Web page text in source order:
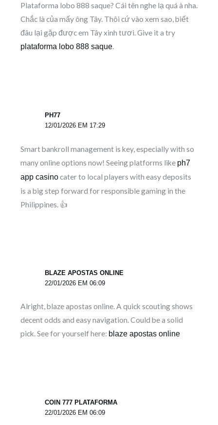
Plataforma lobo 888 saque? Cái tên nghe lạ quá à nha.
Chắc là của mấy ông Tây. Thôi cứ vào xem sao, biết
đâu lại gặp được em Tây xinh tươi. Give it a try
plataforma lobo 888 saque.
PH77
12/01/2026 EM 17:29
Smart bankroll management is key, especially with so
many online options now! Seeing platforms like ph7
app casinocater to local players with easy deposits
is a big step forward for responsible gaming in the
Philippines. 👍
BLAZE APOSTAS ONLINE
22/01/2026 EM 06:09
Alright, blaze apostas online. A quick scouting shows
decent odds and easy navigation. Could be a solid
pick. See for yourself here: blaze apostas online
COIN 777 PLATAFORMA
22/01/2026 EM 06:09